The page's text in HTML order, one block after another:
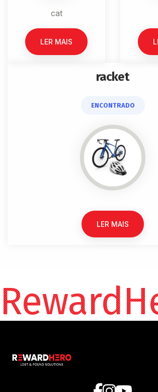
cat
LER MAIS
racket
ENCONTRADO
LER MAIS